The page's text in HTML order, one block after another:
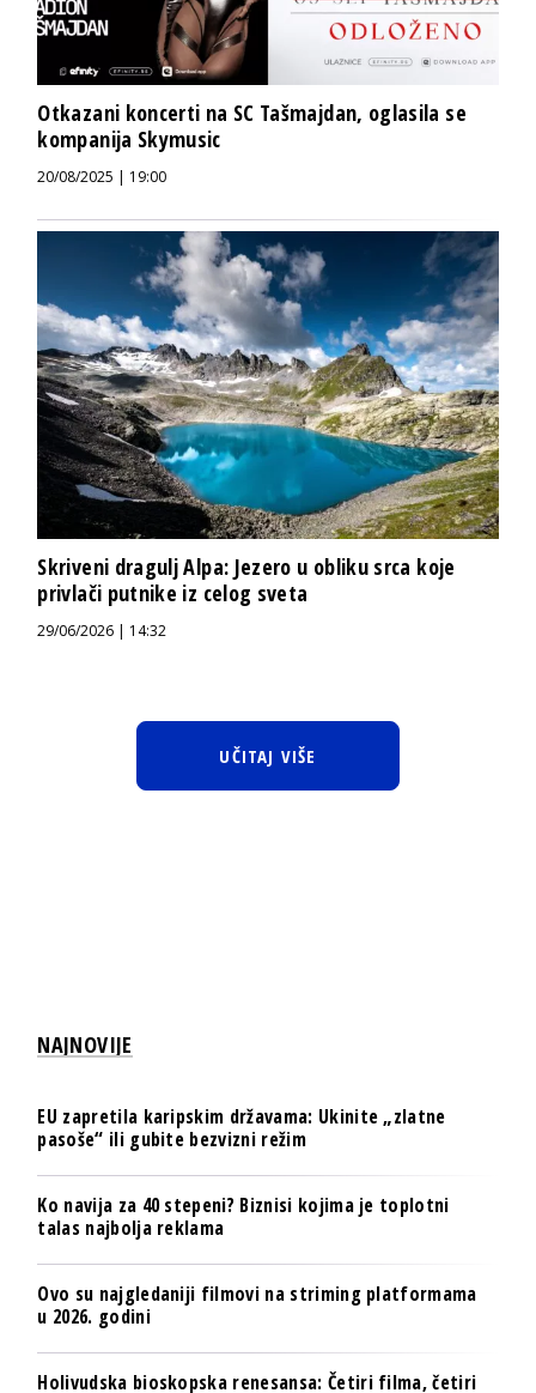
Otkazani koncerti na SC Tašmajdan, oglasila se
kompanija Skymusic
20/08/2025 | 19:00
Skriveni dragulj Alpa: Jezero u obliku srca koje
privlači putnike iz celog sveta
29/06/2026 | 14:32
UČITAJ VIŠE
NAJNOVIJE
EU zapretila karipskim državama: Ukinite „zlatne
pasoše“ ili gubite bezvizni režim
Ko navija za 40 stepeni? Biznisi kojima je toplotni
talas najbolja reklama
Ovo su najgledaniji filmovi na striming platformama
u 2026. godini
Holivudska bioskopska renesansa: Četiri filma, četiri